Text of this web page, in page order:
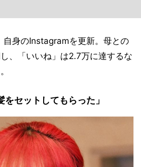
自身のInstagramを更新。母との
、「いいね」は2.7万に達するな
セットしてもらった」